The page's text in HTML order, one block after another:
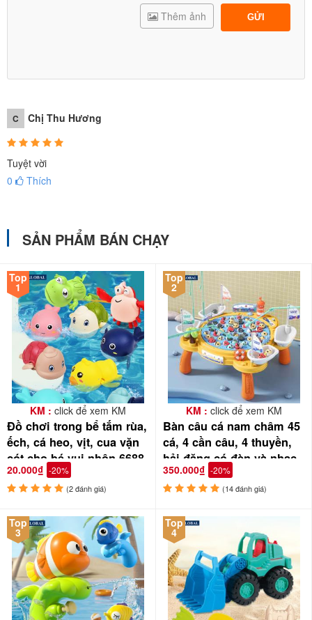
GỬI
Thêm ảnh
C Chị Thu Hương
Tuyệt vời
0
Thích
SẢN PHẨM BÁN CHẠY
Top
1
KM : click để xem KM
Đồ chơi trong bể tắm rùa,
ếch, cá heo, vịt, cua vặn
cót cho bé vui nhộn 6688
20.000₫ -20%
(2 đánh giá)
Top
2
KM : click để xem KM
Bàn câu cá nam châm 45
cá, 4 cần câu, 4 thuyền,
hải đăng có đèn và nhạc
156-22C/156-23C
350.000₫ -20%
(14 đánh giá)
Top
3
Top
4